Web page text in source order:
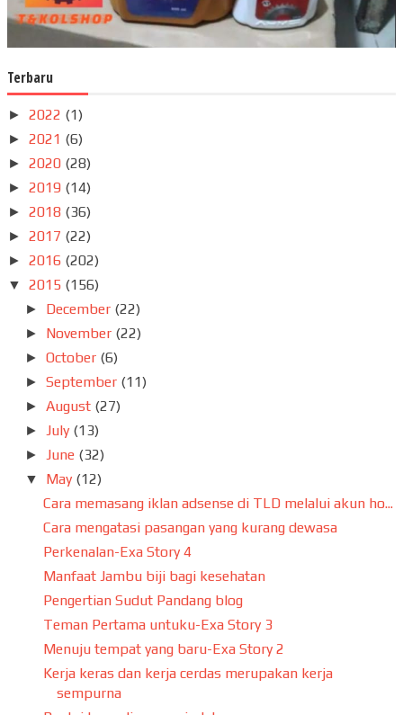
Terbaru
► 2022 (1)
► 2021 (6)
► 2020 (28)
► 2019 (14)
► 2018 (36)
► 2017 (22)
► 2016 (202)
▼ 2015 (156)
► December (22)
► November (22)
►October (6)
►September (11)
►August (27)
► July (13)
► June (32)
▼ May (12)
Cara memasang iklan adsense di TLD melalui akun ho...
Cara mengatasi pasangan yang kurang dewasa
Perkenalan-Exa Story 4
Manfaat Jambu biji bagi kesehatan
Pengertian Sudut Pandang blog
Teman Pertama untuku-Exa Story 3
Menuju tempat yang baru-Exa Story 2
Kerja keras dan kerja cerdas merupakan kerja
sempurna